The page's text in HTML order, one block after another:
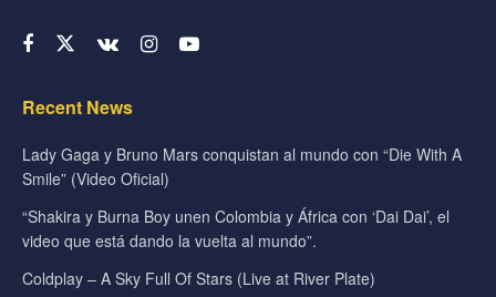
Recent News
Lady Gaga y Bruno Mars conquistan al mundo con “Die With A
Smile” (Video Oficial)
“Shakira y Burna Boy unen Colombia y África con ‘Dai Dai’, el
video que está dando la vuelta al mundo”.
Coldplay – A Sky Full Of Stars (Live at River Plate)